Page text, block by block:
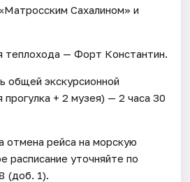
Сахалином» и
теплохода — Форт Константин.
общей экскурсионной
+ 2 музея) — 2 часа 30
отмена рейса на морскую
расписание уточняйте по
(доб. 1).